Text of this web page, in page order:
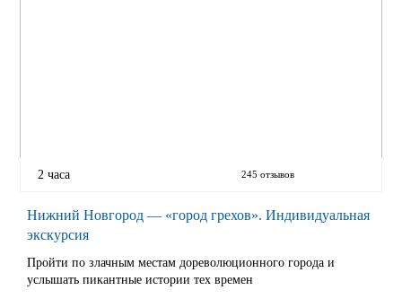
2 часа 245 отзывов
Нижний Новгород — «город грехов». Индивидуальная
экскурсия
Пройти по злачным местам дореволюционного города и
услышать пикантные истории тех времен